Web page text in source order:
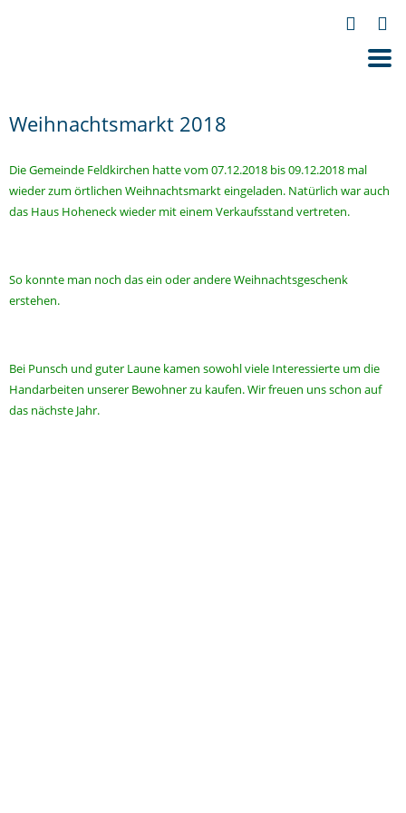
Weihnachtsmarkt 2018
Die Gemeinde Feldkirchen hatte vom 07.12.2018 bis 09.12.2018 mal
wieder zum örtlichen Weihnachtsmarkt eingeladen. Natürlich war auch
das Haus Hoheneck wieder mit einem Verkaufsstand vertreten.
So konnte man noch das ein oder andere Weihnachtsgeschenk
erstehen.
Bei Punsch und guter Laune kamen sowohl viele Interessierte um die
Handarbeiten unserer Bewohner zu kaufen. Wir freuen uns schon auf
das nächste Jahr.